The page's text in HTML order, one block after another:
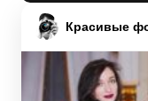
Красивые